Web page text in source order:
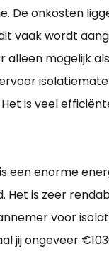
De onkosten
vaak wordt
alleen mogelijk
Het is veel
een enorme
Het is zeer
voor
jij ongeveer